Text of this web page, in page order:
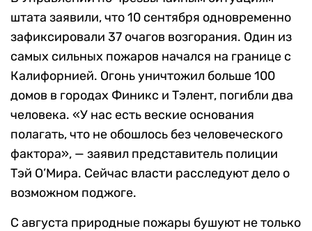
штата заявили, что 10 сентября одновременно
зафиксировали 37 очагов возгорания. Один из
самых сильных пожаров начался на границе с
Калифорнией. Огонь уничтожил больше 100
домов в городах Финикс и Тэлент, погибли два
человека. «У нас есть веские основания
полагать, что не обошлось без человеческого
фактора», — заявил представитель полиции
Тэй O’Mира. Сейчас власти расследуют дело о
возможном поджоге.
С августа природные пожары бушуют не только